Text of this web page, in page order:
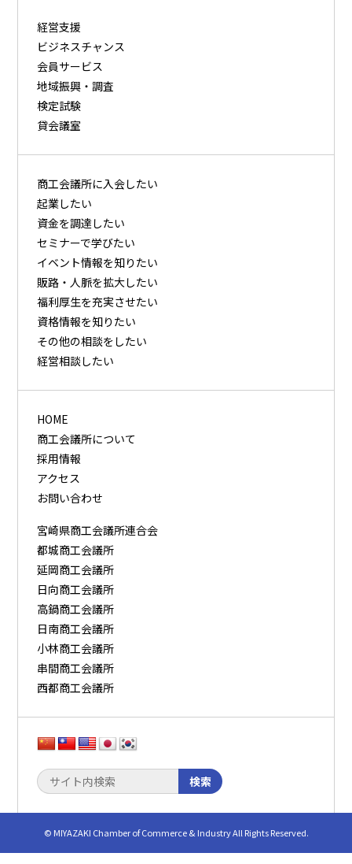
経営支援
ビジネスチャンス
会員サービス
地域振興・調査
検定試験
貸会議室
商⼯会議所に⼊会したい
起業したい
資⾦を調達したい
セミナーで学びたい
イベント情報を知りたい
販路・⼈脈を拡⼤したい
福利厚⽣を充実させたい
資格情報を知りたい
その他の相談をしたい
経営相談したい
HOME
商工会議所について
採用情報
アクセス
お問い合わせ
宮崎県商工会議所連合会
都城商工会議所
延岡商工会議所
日向商工会議所
高鍋商工会議所
日南商工会議所
小林商工会議所
串間商工会議所
西都商工会議所
検索
© MIYAZAKI Chamber of Commerce & Industry All Rights Reserved.